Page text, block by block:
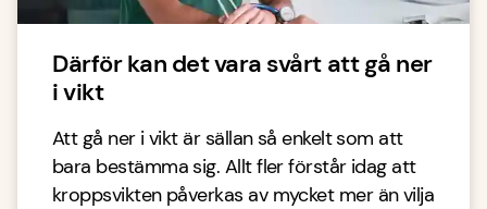
Därför kan det vara svårt att gå ner
i vikt
Att gå ner i vikt är sällan så enkelt som att
bara bestämma sig. Allt fler förstår idag att
kroppsvikten påverkas av mycket mer än vilja